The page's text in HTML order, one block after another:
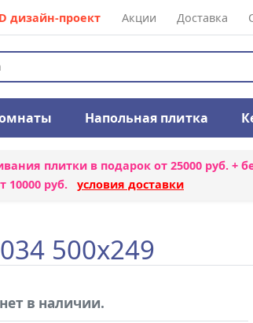
дизайн-проект Акции Доставка
Напольная плитка
плиткив подарок от 25000 руб. +
10000 руб. условия доставки
500x249
в наличии.